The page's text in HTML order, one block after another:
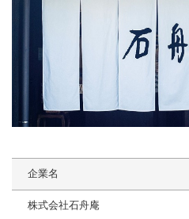
企業名
株式会社石舟庵